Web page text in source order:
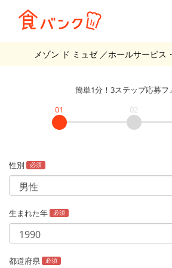
メゾン ド ミュゼ ／ホールサービス
簡単1分！3ステップ応募フ
01
02
性別 必須
生まれた年 必須
都道府県 必須